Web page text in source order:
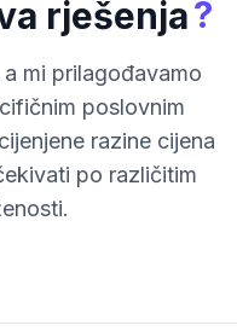
rješenja?
mi prilagođavamo
poslovnim
razine cijena
po različitim